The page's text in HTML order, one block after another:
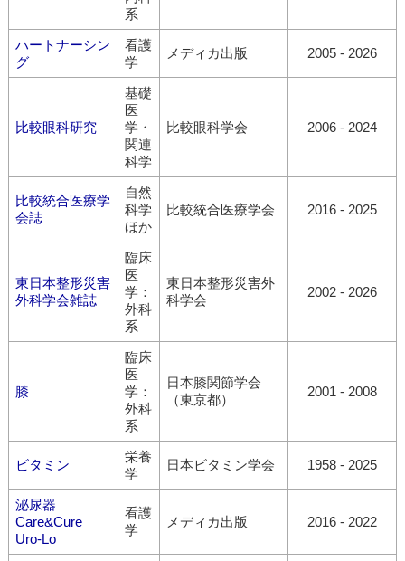
系
ハートナーシン
グ
看護
学
メディカ出版 2005 - 2026
比較眼科研究
基礎
医
学・
関連
科学
比較眼科学会 2006 - 2024
比較統合医療学
会誌
自然
科学
ほか
比較統合医療学会 2016 - 2025
東日本整形災害
外科学会雑誌
臨床
医
学：
外科
系
東日本整形災害外
科学会
2002 - 2026
膝
臨床
医
学：
外科
系
日本膝関節学会
（東京都）
2001 - 2008
ビタミン
栄養
学
日本ビタミン学会 1958 - 2025
泌尿器
Care&Cure
Uro-Lo
看護
学
メディカ出版 2016 - 2022